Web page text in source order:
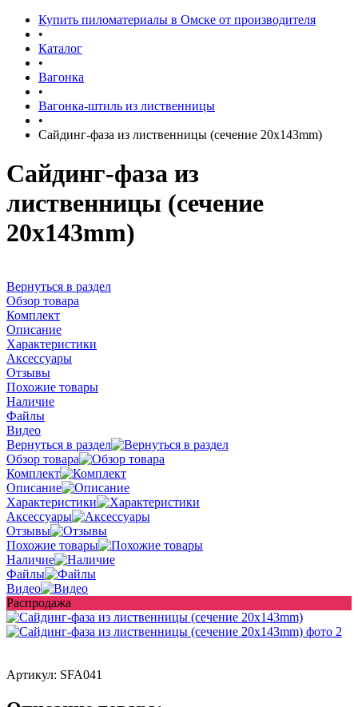
Купить пиломатериалы в Омске от производителя
•
Каталог
•
Вагонка
•
Вагонка-штиль из лиственницы
•
Сайдинг-фаза из лиственницы (сечение 20x143mm)
Сайдинг-фаза из
лиственницы (сечение
20x143mm)
Вернуться в раздел
Обзор товара
Комплект
Описание
Характеристики
Аксессуары
Отзывы
Похожие товары
Наличие
Файлы
Видео
Вернуться в раздел
Обзор товара
Комплект
Описание
Характеристики
Аксессуары
Отзывы
Похожие товары
Наличие
Файлы
Видео
Распродажа
Артикул: SFA041